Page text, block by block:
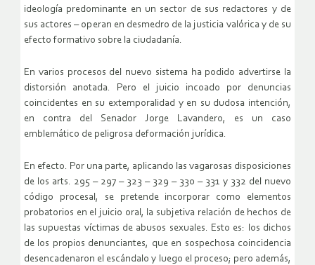
ideología predominante en un sector de sus redactores y de
sus actores – operan en desmedro de la justicia valórica y de su
efecto formativo sobre la ciudadanía.
En varios procesos del nuevo sistema ha podido advertirse la
distorsión anotada. Pero el juicio incoado por denuncias
coincidentes en su extemporalidad y en su dudosa intención,
en contra del Senador Jorge Lavandero, es un caso
emblemático de peligrosa deformación jurídica.
En efecto. Por una parte, aplicando las vagarosas disposiciones
de los arts. 295 – 297 – 323 – 329 – 330 – 331 y 332 del nuevo
código procesal, se pretende incorporar como elementos
probatorios en el juicio oral, la subjetiva relación de hechos de
las supuestas víctimas de abusos sexuales. Esto es: los dichos
de los propios denunciantes, que en sospechosa coincidencia
desencadenaron el escándalo y luego el proceso; pero además,